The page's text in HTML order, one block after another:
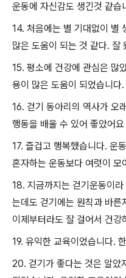
운동에 자신감도 생긴것 같습
14. 처음에는 별 기대없이 별
많은 도움이 되는 것 같다. 잘
15. 평소에 건강에 관심은 많
용이 많은 도움이 되었습니다.
16. 걷기 동아리의 역사가 오
행동을 배울 수 있어 좋았어요
17. 즐겁고 행복했습니다. 운
혼자하는 운동보다 여럿이 모
18. 지금까지는 걷기운동이
는데도 걷기에는 원칙과 바른
이제부터라도 잘 걸어서 건강
19. 유익한 교육이었습니다.
20. 걷기가 좋다는 것은 알았